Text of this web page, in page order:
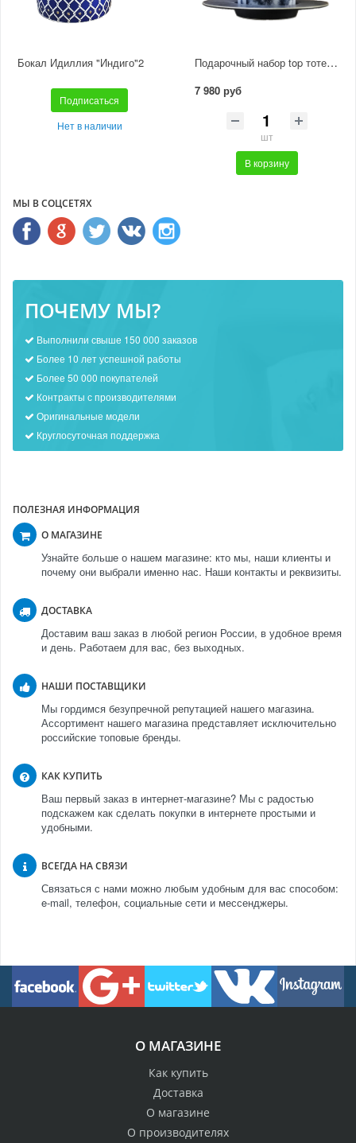
Бокал Идиллия "Индиго"2
Подписаться
Нет в наличии
Подарочный набор top тотем Тигр
7 980 руб
шт
В корзину
МЫ В СОЦСЕТЯХ
ПОЧЕМУ МЫ?
Выполнили свыше 150 000 заказов
Более 10 лет успешной работы
Более 50 000 покупателей
Контракты с производителями
Оригинальные модели
Круглосуточная поддержка
ПОЛЕЗНАЯ ИНФОРМАЦИЯ
О МАГАЗИНЕ
Узнайте больше о нашем магазине: кто мы, наши клиенты и
почему они выбрали именно нас. Наши контакты и реквизиты.
ДОСТАВКА
Доставим ваш заказ в любой регион России, в удобное время
и день. Работаем для вас, без выходных.
НАШИ ПОСТАВЩИКИ
Мы гордимся безупречной репутацией нашего магазина.
Ассортимент нашего магазина представляет исключительно
российские топовые бренды.
КАК КУПИТЬ
Ваш первый заказ в интернет-магазине? Мы с радостью
подскажем как сделать покупки в интернете простыми и
удобными.
ВСЕГДА НА СВЯЗИ
Связаться с нами можно любым удобным для вас способом:
e-mail, телефон, социальные сети и мессенджеры.
О МАГАЗИНЕ
Как купить
Доставка
О магазине
О производителях